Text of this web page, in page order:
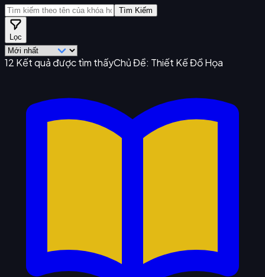
Tìm Kiếm
Lọc
12 Kết quả được tìm thấyChủ Đề: Thiết Kế Đồ Họa